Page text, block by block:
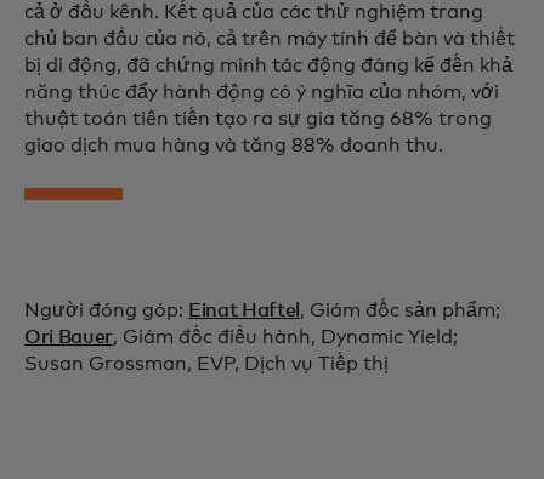
cả ở đầu kênh. Kết quả của các thử nghiệm trang
chủ ban đầu của nó, cả trên máy tính để bàn và thiết
bị di động, đã chứng minh tác động đáng kể đến khả
năng thúc đẩy hành động có ý nghĩa của nhóm, với
thuật toán tiên tiến tạo ra sự gia tăng 68% trong
giao dịch mua hàng và tăng 88% doanh thu.
Người đóng góp: Einat Haftel , Giám đốc sản phẩm;
Ori Bauer, Giám đốc điều hành, Dynamic Yield;
Susan Grossman, EVP, Dịch vụ Tiếp thị